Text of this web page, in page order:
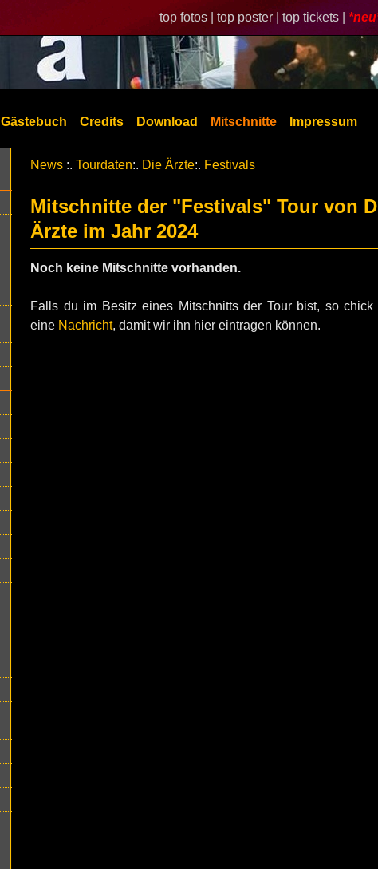
top fotos | top poster | top tickets |
Gästebuch Credits Download Mitschnitte Impressum
News :. Tourdaten:. Die Ärzte:. Festivals
Mitschnitte der "Festivals" Tour von
Ärzte im Jahr 2024
Noch keine Mitschnitte vorhanden.
Falls du im Besitz eines Mitschnitts der Tour bist, so chick
eine Nachricht, damit wir ihn hier eintragen können.